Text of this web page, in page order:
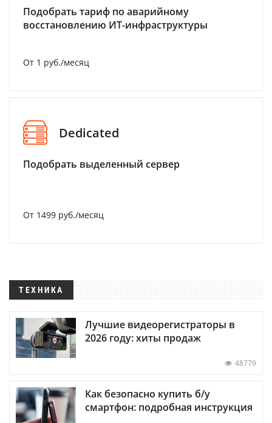
Подобрать тариф по аварийному
восстановлению ИТ-инфраструктуры
От 1 руб./месяц
Dedicated
Подобрать выделенный сервер
От 1499 руб./месяц
ТЕХНИКА
Лучшие видеорегистраторы в
2026 году: хиты продаж
48779
Как безопасно купить б/у
смартфон: подробная инструкция